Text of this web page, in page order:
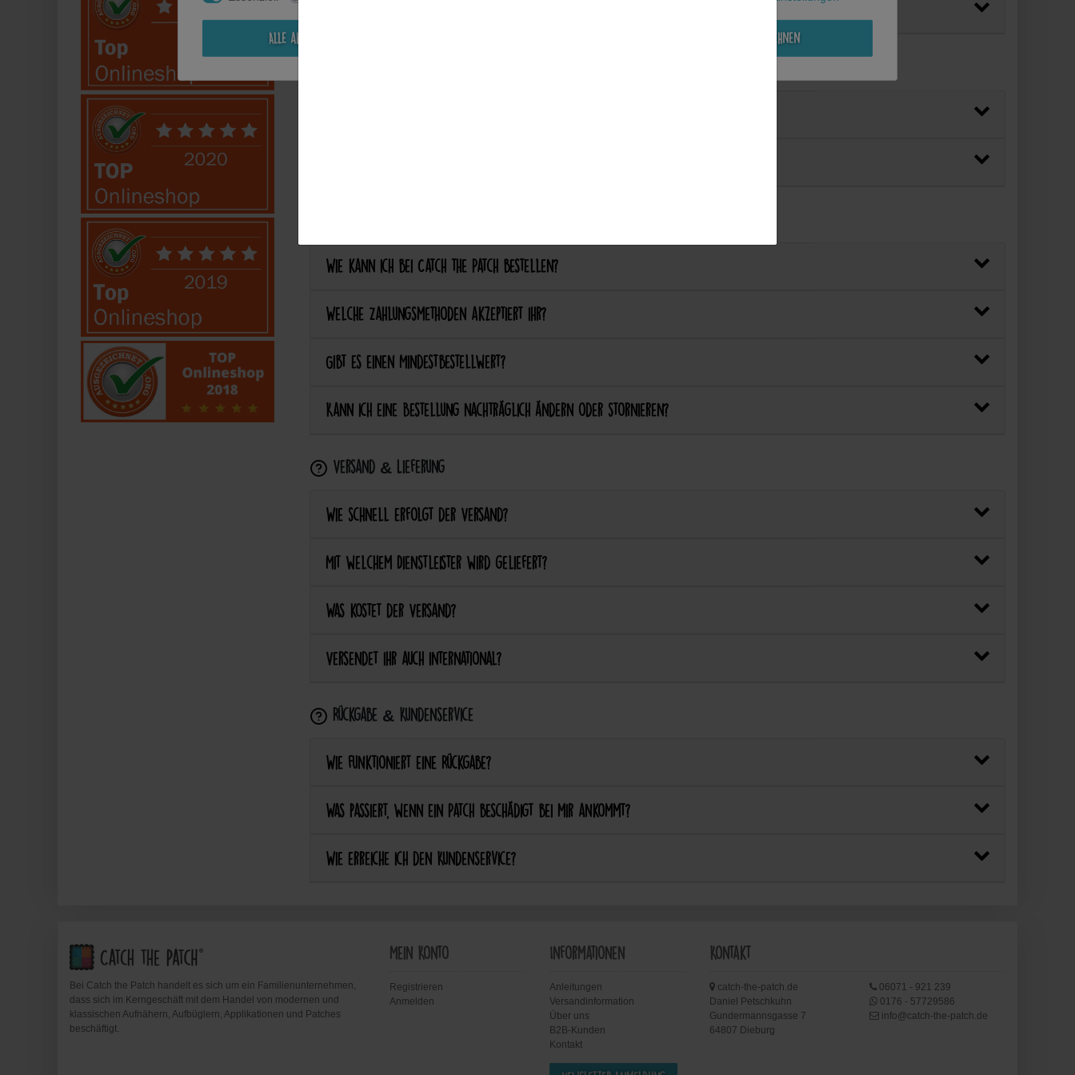
Wie kann ich bei Catch the Patch bestellen?
Welche Zahlungsmethoden akzeptiert ihr?
Gibt es einen Mindestbestellwert?
Kann ich eine Bestellung nachträglich ändern oder stornieren?
Versand & Lieferung
Wie schnell erfolgt der Versand?
Mit welchem Dienstleister wird geliefert?
Was kostet der Versand?
Versendet ihr auch international?
Rückgabe & Kundenservice
Wie funktioniert eine Rückgabe?
Was passiert, wenn ein Patch beschädigt bei mir ankommt?
Wie erreiche ich den Kundenservice?
Bei Catch the Patch handelt es sich um ein Familienunternehmen,
dass sich im Kerngeschäft mit dem Handel von modernen und
klassischen Aufnähern, Aufbüglern, Applikationen und Patches
beschäftigt.
Mein Konto
Registrieren
Anmelden
Informationen
Anleitungen
Versandinformation
Über uns
B2B-Kunden
Kontakt
Kontakt
catch-the-patch.de
Daniel Petschkuhn
Gundermannsgasse 7
64807 Dieburg
06071 - 921 239
0176 - 57729586
info@catch-the-patch.de
Alle akzeptieren Alle ablehnen